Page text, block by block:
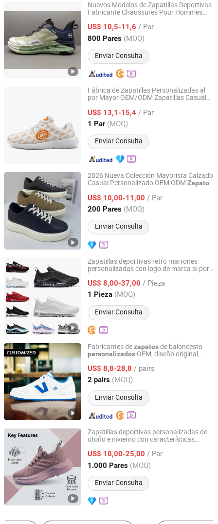
Nuevos Modelos de Zapatillas Deportivas
Fabricante Chaussures Pour Hommes
Zapatillas para Hombre Zapatillas
Deportivas Personalizadas
US$ 10,5-11,6 / Par
800 Pares (MOQ)
Enviar Consulta
Jinjiang Aspire Shoes Co., Ltd
Fujian, China Desde 2025
Fábrica de Zapatillas Personalizadas al
por Mayor OEM/ODM Zapatillas Casuales
US$ 13,1-15,4 / Par
1 Par (MOQ)
Enviar Consulta
Putian Fengni Trading Co., Ltd.
Fujian, China Desde 2026
2026 Nueva Colección Mayorista Calzado
Casual Personalizado OEM ODM Zapatos
US$ 10,00-11,00 / Par
200 Pares (MOQ)
Enviar Consulta
Guangzhou G. O. a. T Shoes Co., Ltd
Guangdong, China Desde 2026
Zapatillas deportivas retro marrones
personalizadas con logo de marca al por
US$ 8,00-37,00 / Pieza
1 Pieza (MOQ)
Enviar Consulta
Zhijiang Suijun Trading Co., Ltd.
Hubei, China Desde 2025
Fabricantes dezapatosde baloncesto
personalizados OEM, diseño original,
hombres, zapatillas deportivas
personalizadas para correr
US$ 8,8-28,8 / pairs
2 pairs (MOQ)
Enviar Consulta
Quanzhou Hantuo Shoes Co., Ltd.
Fujian, China Desde 2025
Zapatillas deportivas personalizadas de
otoño e invierno con características
resistentes al desgaste, venta al por
mayor y al por menor, zapatillas para
correr, zapatosde moda,
casuales
US$ 10,00-25,00 / Par
1.000 Pares (MOQ)
Enviar Consulta
Shandong Xiyue Health Industry Co., Ltd.
Shandong, China Desde 2026